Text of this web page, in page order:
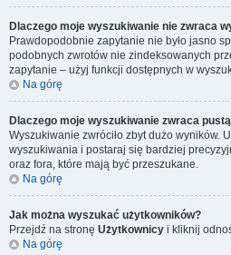
Dlaczego moje wyszukiwanie nie zwraca
Prawdopodobnie zapytanie nie było jasno
podobnych zwrotów nie zindeksowanych
zapytanie – użyj funkcji dostępnych w
Na górę
Dlaczego moje wyszukiwanie zwraca
Wyszukiwanie zwróciło zbyt dużo wyników.
wyszukiwania i postaraj się bardziej
oraz fora, które mają być przeszukane.
Na górę
Jak można wyszukać użytkowników?
Przejdź na stronę Użytkownicy i kliknij
Na górę